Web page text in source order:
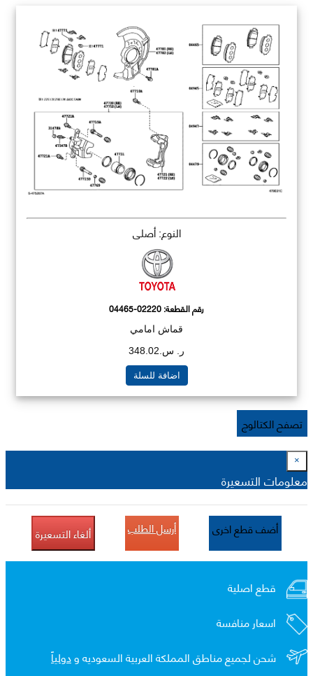
النوع: أصلي
رقم القطعة:04465-02220
قماش امامي
ر. س.348.02
اضافة للسلة
تصفح الكتالوج
×
معلومات التسعيرة
أضف قطع اخرى أرسل الطلب ألغاء التسعيرة
قطع اصلية
اسعار منافسة
شحن لجميع مناطق المملكة العربية السعوديه ودولياً